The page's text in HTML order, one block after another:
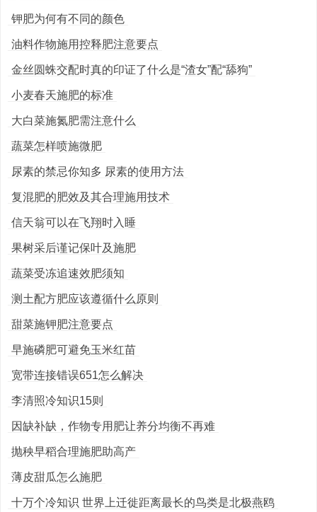
钾肥为何有不同的颜色
油料作物施用控释肥注意要点
金丝圆蛛交配时真的印证了什么是“渣女”配“舔狗”
小麦春天施肥的标准
大白菜施氮肥需注意什么
蔬菜怎样喷施微肥
尿素的禁忌你知多 尿素的使用方法
复混肥的肥效及其合理施用技术
信天翁可以在飞翔时入睡
果树采后谨记保叶及施肥
蔬菜受冻追速效肥须知
测土配方肥应该遵循什么原则
甜菜施钾肥注意要点
早施磷肥可避免玉米红苗
宽带连接错误651怎么解决
李清照冷知识15则
因缺补缺，作物专用肥让养分均衡不再难
抛秧早稻合理施肥助高产
薄皮甜瓜怎么施肥
十万个冷知识 世界上迁徙距离最长的鸟类是北极燕鸥